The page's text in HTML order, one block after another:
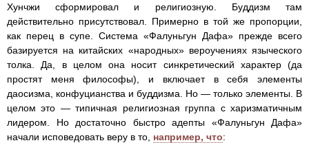
Хунчжи сформировал и религиозную. Буддизм там
действительно присутствовал. Примерно в той же пропорции,
как перец в супе. Система «Фалуньгун Дафа» прежде всего
базируется на китайских «народных» вероучениях языческого
толка. Да, в целом она носит синкретический характер (да
простят меня философы), и включает в себя элементы
даосизма, конфуцианства и буддизма. Но — только элементы. В
целом это — типичная религиозная группа с харизматичным
лидером. Но достаточно быстро адепты «Фалуньгун Дафа»
начали исповедовать веру в то, например, что: